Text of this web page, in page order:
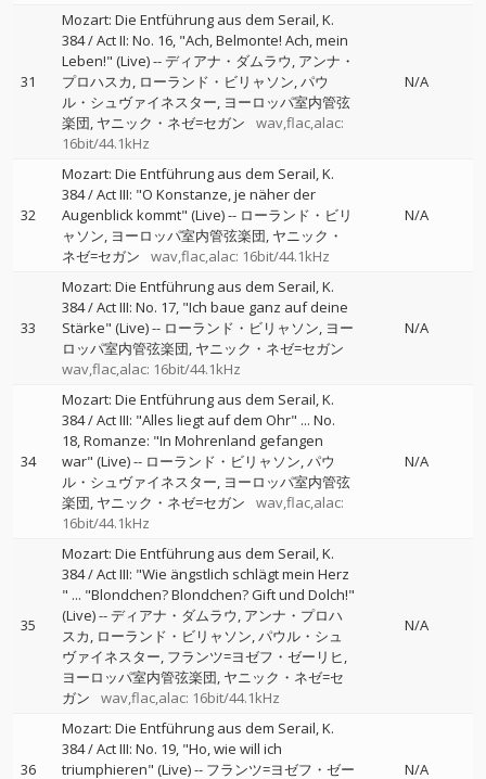
31
Mozart: Die Entführung aus dem Serail, K.
384 / Act II: No. 16, "Ach, Belmonte! Ach, mein
Leben!" (Live)--ディアナ・ダムラウ アンナ・
プロハスカ ローランド・ビリャソン パウ
ル・シュヴァイネスター ヨーロッパ室内管弦
楽団 ヤニック・ネゼ=セガン
wav,flac,alac:
16bit/44.1kHz
N/A
32
Mozart: Die Entführung aus dem Serail, K.
384 / Act III: "O Konstanze, je näher der
Augenblick kommt" (Live)-- ローランド・ビリ
ャソン ヨーロッパ室内管弦楽団 ヤニック・
ネゼ=セガン
wav,flac,alac: 16bit/44.1kHz
N/A
33
Mozart: Die Entführung aus dem Serail, K.
384 / Act III: No. 17, "Ich baue ganz auf deine
Stärke" (Live)-- ローランド・ビリャソン ヨー
ロッパ室内管弦楽団 ヤニック・ネゼ=セガン
wav,flac,alac: 16bit/44.1kHz
N/A
34
Mozart: Die Entführung aus dem Serail, K.
384 / Act III: "Alles liegt auf dem Ohr" ... No.
18, Romanze: "In Mohrenland gefangen
war" (Live)-- ローランド・ビリャソン パウ
ル・シュヴァイネスター ヨーロッパ室内管弦
楽団 ヤニック・ネゼ=セガン
wav,flac,alac:
16bit/44.1kHz
N/A
35
Mozart: Die Entführung aus dem Serail, K.
384 / Act III: "Wie ängstlich schlägt mein Herz
" ... "Blondchen? Blondchen? Gift und Dolch!"
(Live)--ディアナ・ダムラウ アンナ・プロハ
スカ ローランド・ビリャソン パウル・シュ
ヴァイネスター フランツ=ヨゼフ・ゼーリヒ
ヨーロッパ室内管弦楽団 ヤニック・ネゼ=セ
ガン
wav,flac,alac: 16bit/44.1kHz
N/A
36
Mozart: Die Entführung aus dem Serail, K.
384 / Act III: No. 19, "Ho, wie will ich
triumphieren" (Live)-- フランツ=ヨゼフ・ゼー N/A